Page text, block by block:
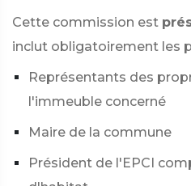
Cette commission est
inclut obligatoirement les
Représentants des
l'immeuble concerné
Maire de la commune
Président de l'EPCI